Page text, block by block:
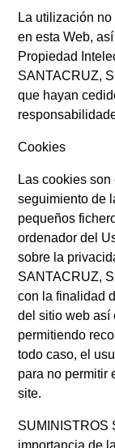
La utilización
en esta Web,
Propiedad
SANTACRUZ,
que hayan
Cookies
Las cookies son
seguimiento de
pequeños
ordenador del
sobre la
SANTACRUZ,
con la finalidad
del sitio web así
permitiendo
todo caso, el
para no permitir
site.
SUMINISTROS
importancia de